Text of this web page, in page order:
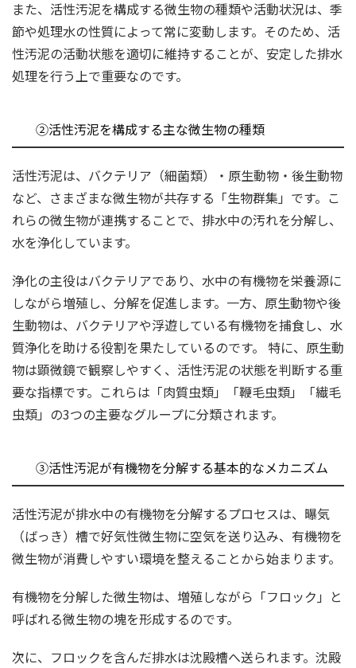
また、活性汚泥を構成する微生物の種類や活動状況は、季
節や処理水の性質によって常に変動します。そのため、活
性汚泥の活動状態を適切に維持することが、安定した排水
処理を行う上で重要なのです。
②活性汚泥を構成する主な微生物の種類
活性汚泥は、バクテリア（細菌類）・原生動物・後生動物
など、さまざまな微生物が共存する「生物群集」です。こ
れらの微生物が連携することで、排水中の汚れを分解し、
水を浄化しています。
浄化の主役はバクテリアであり、水中の有機物を栄養源に
しながら増殖し、分解を促進します。一方、原生動物や後
生動物は、バクテリアや浮遊している有機物を捕食し、水
質浄化を助ける役割を果たしているのです。 特に、原生動
物は顕微鏡で観察しやすく、活性汚泥の状態を判断する重
要な指標です。これらは「肉質虫類」「鞭毛虫類」「繊毛
虫類」の3つの主要なグループに分類されます。
③活性汚泥が有機物を分解する基本的なメカニズム
活性汚泥が排水中の有機物を分解するプロセスは、曝気
（ばっき）槽で好気性微生物に空気を送り込み、有機物を
微生物が消費しやすい環境を整えることから始まります。
有機物を分解した微生物は、増殖しながら「フロック」と
呼ばれる微生物の塊を形成するのです。
次に、フロックを含んだ排水は沈殿槽へ送られます。沈殿